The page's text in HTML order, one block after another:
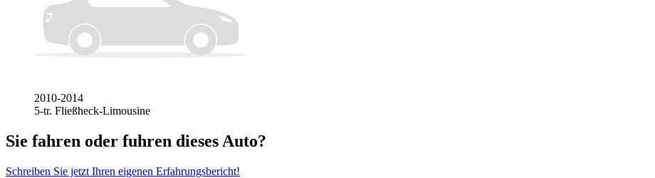
2010-2014
5-tr. Fließheck-Limousine
Sie fahren oder fuhren dieses Auto?
Schreiben Sie jetzt Ihren eigenen Erfahrungsbericht!